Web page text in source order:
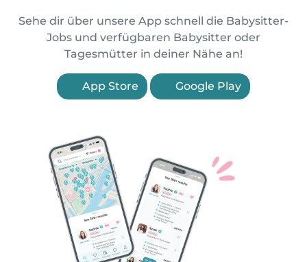
Sehe dir über unsere App schnell die Babysitter-
Jobs und verfügbaren Babysitter oder
Tagesmütter in deiner Nähe an!
App Store Google Play